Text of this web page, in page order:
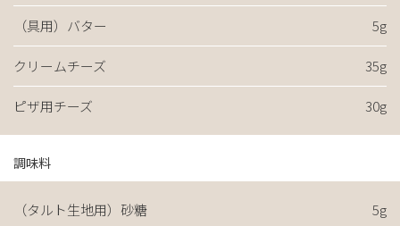
（具用）バター 5g
クリームチーズ 35g
ピザ用チーズ 30g
調味料
（タルト生地用）砂糖 5g